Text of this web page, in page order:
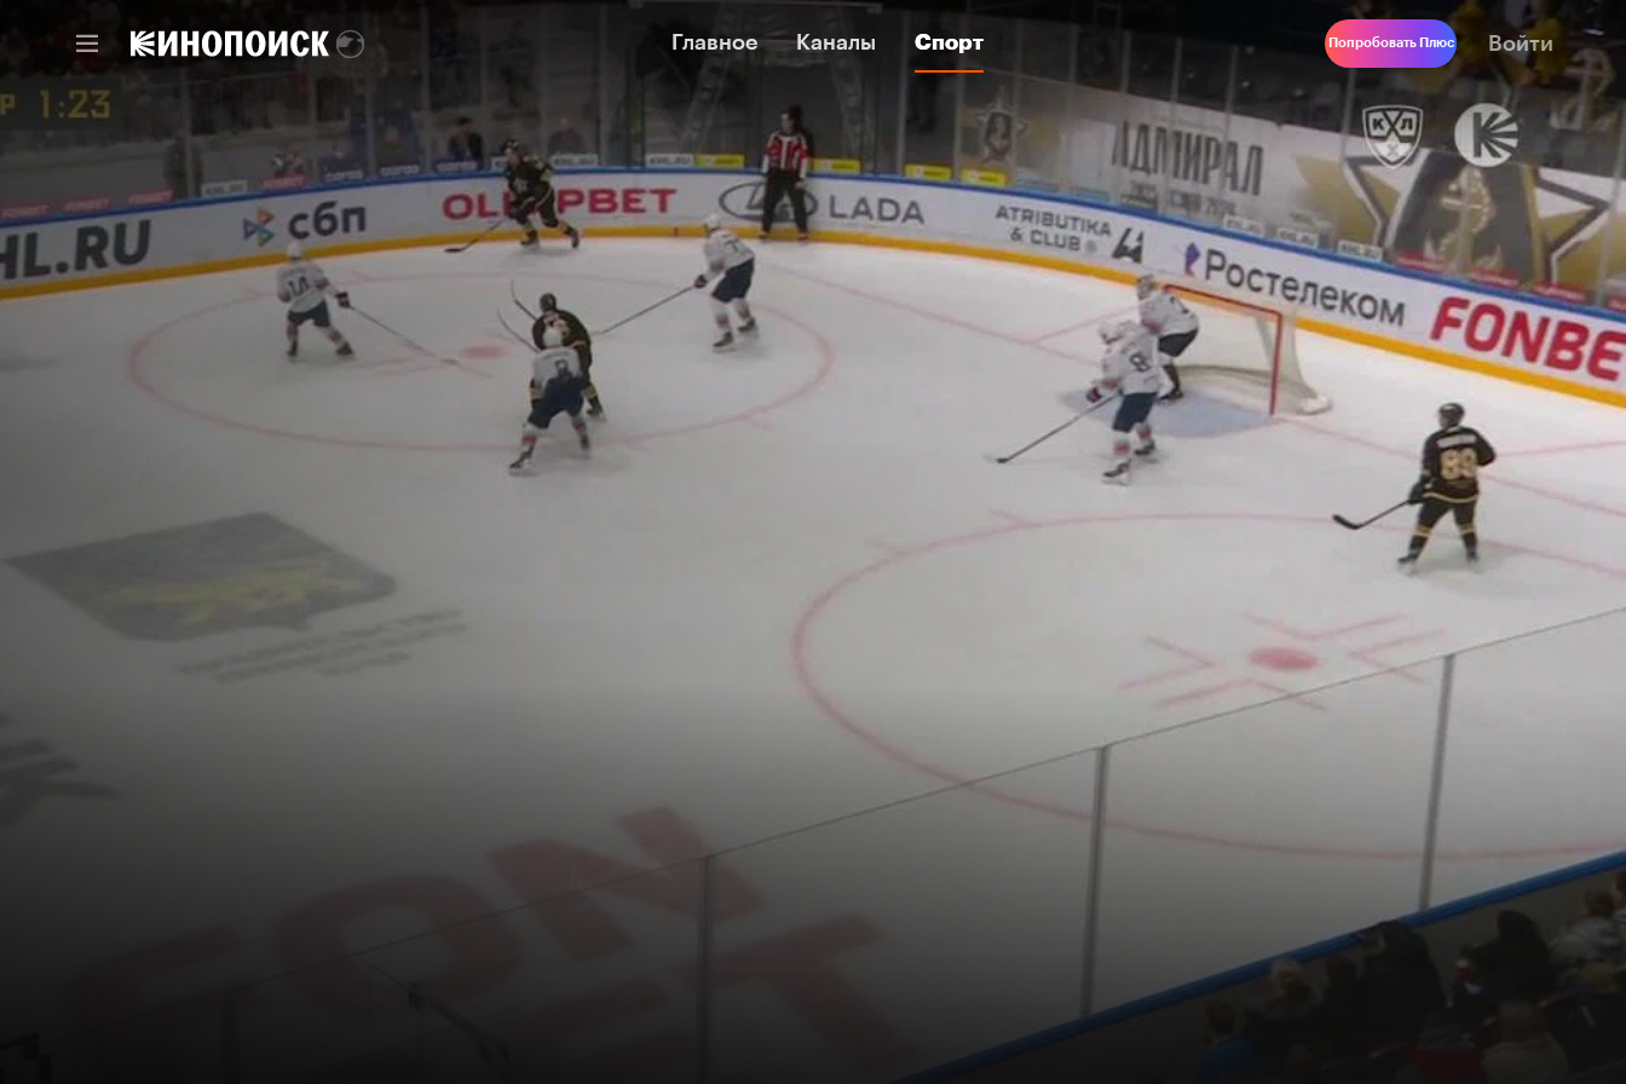
Главное Каналы Спорт
Главное Каналы Спорт Попробовать Плюс Войти